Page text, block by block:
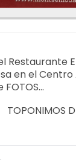
Restaurante
en el
FOTOS…
TOPONIMOS